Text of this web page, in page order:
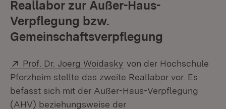
Reallabor zur Außer-Haus-
Verpflegung bzw.
Gemeinschaftsverpflegung
Extern:
Prof. Dr. Joerg Woidasky (Öffnet in neuem
von der Hochschule
Pforzheim stellte das zweite Reallabor vor. Es
befasst sich mit der Außer-Haus-Verpflegung
(AHV) beziehungsweise der